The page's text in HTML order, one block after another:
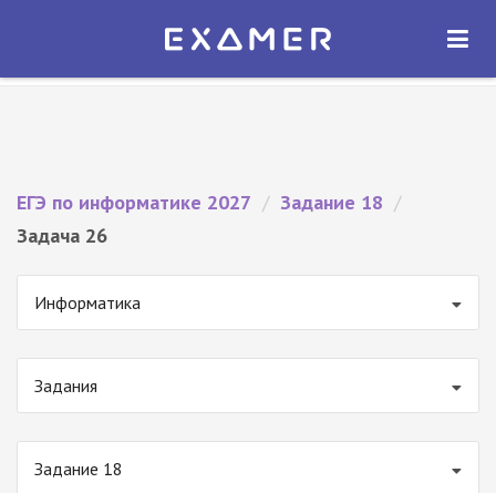
Экзамер — ЕГЭ 2027
ОТКРЫТЬ
ЕГЭ по информатике 2027 / Задание 18 /
Задача 26
Информатика
Задания
Задание 18